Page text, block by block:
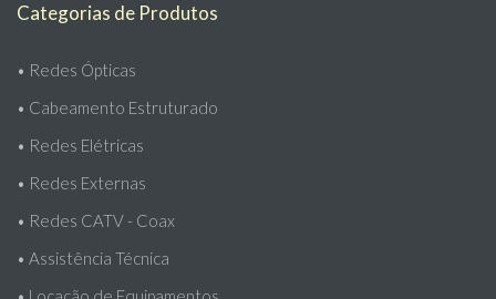
Categorias de Produtos
• Redes Ópticas
• Cabeamento Estruturado
• Redes Elétricas
• Redes Externas
• Redes CATV - Coax
• Assistência Técnica